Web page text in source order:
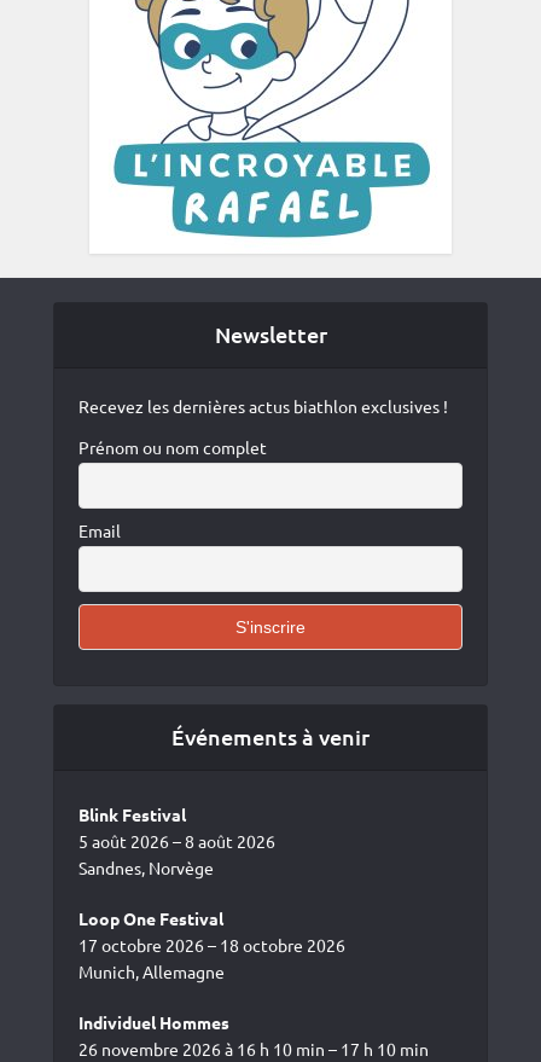
Newsletter
Recevez les dernières actus biathlon exclusives !
Prénom ou nom complet
Email
Événements à venir
Blink Festival
5 août 2026 – 8 août 2026
Sandnes, Norvège
Loop One Festival
17 octobre 2026 – 18 octobre 2026
Munich, Allemagne
Individuel Hommes
26 novembre 2026 à 16 h 10 min – 17 h 10 min